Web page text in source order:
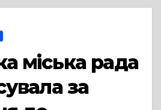
міська рада
за